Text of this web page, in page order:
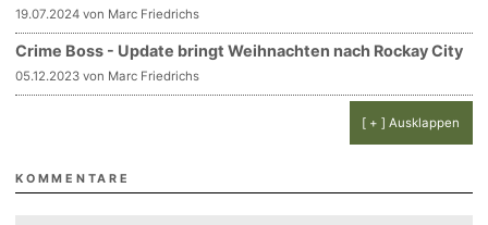
19.07.2024 von Marc Friedrichs
Crime Boss - Update bringt Weihnachten nach Rockay City
05.12.2023 von Marc Friedrichs
[ + ] Ausklappen
KOMMENTARE